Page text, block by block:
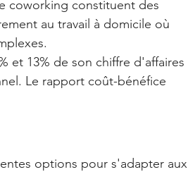
coworking constituent des
au travail à domicile où
et 13% de son chiffre d'affaires
Le rapport coût-bénéfice
options pour s'adapter aux